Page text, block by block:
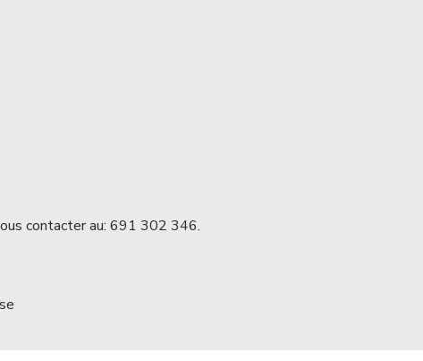
contacter au: 691 302 346.